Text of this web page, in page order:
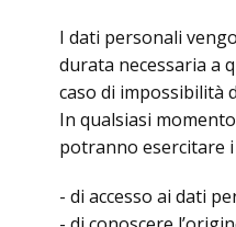
I dati personali
durata necessaria a
caso di impossibilità
In qualsiasi
potranno esercitare
- di accesso ai dati